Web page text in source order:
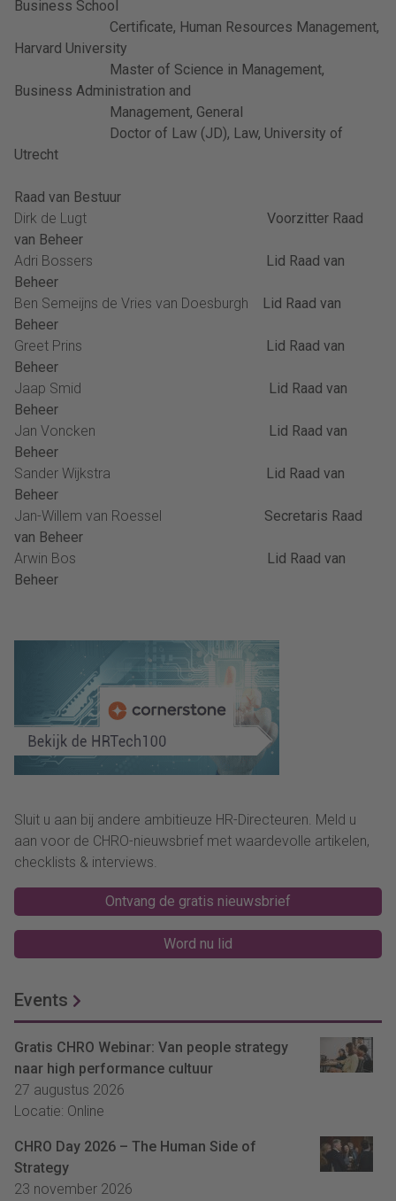
Business School
Certificate, Human Resources Management,
Harvard University
Master of Science in Management,
Business Administration and
Management, General
Doctor of Law (JD), Law, University of
Utrecht
Raad van Bestuur
Dirk de Lugt Voorzitter Raad
van Beheer
Adri Bossers
Lid Raad van
Beheer
Ben Semeijns de Vries van Doesburgh
Lid Raad van
Beheer
Greet Prins
Lid Raad van
Beheer
Jaap Smid
Lid Raad van
Beheer
Jan Voncken
Lid Raad van
Beheer
Sander Wijkstra
Lid Raad van
Beheer
Jan-Willem van Roessel Secretaris Raad
van Beheer
Arwin Bos
Lid Raad van
Beheer
Sluit u aan bij andere ambitieuze HR-Directeuren. Meld u
aan voor de CHRO-nieuwsbrief met waardevolle artikelen,
checklists & interviews.
Ontvang de gratis nieuwsbrief
Word nu lid
Events
Gratis CHRO Webinar: Van people strategy
naar high performance cultuur
27 augustus 2026
Locatie: Online
CHRO Day 2026 – The Human Side of
Strategy
23 november 2026